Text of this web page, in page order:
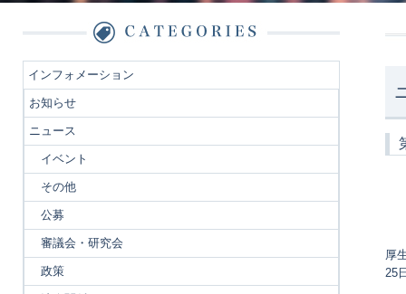
厚
25
インフォメーション
お知らせ
ニュース
イベント
その他
公募
審議会・研究会
政策